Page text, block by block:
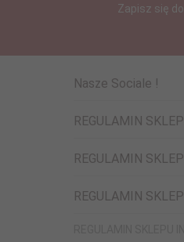
Zapisz się
Nasze Sociale !
REGULAMIN
REGULAMIN
REGULAMIN